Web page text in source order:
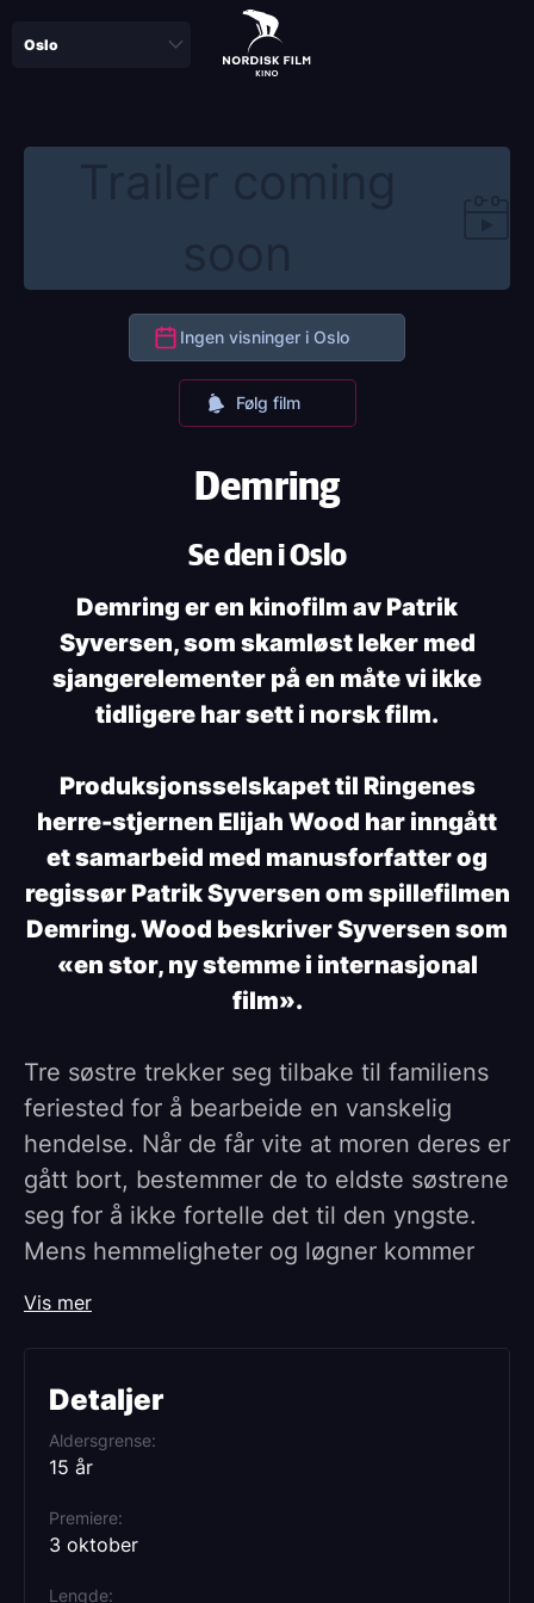
Detaljer
Aldersgrense
15 år
Premiere
3 oktober
Lengde
Ingen visninger i Oslo
Følg film
Demring
Se den i Oslo
Demring er en kinofilm av Patrik
Syversen, som skamløst leker med
sjangerelementer på en måte vi ikke
tidligere har sett i norsk film.
Produksjonsselskapet til Ringenes
herre-stjernen Elijah Wood har inngått
et samarbeid med manusforfatter og
regissør Patrik Syversen om spillefilmen
Demring. Wood beskriver Syversen som
«en stor, ny stemme i internasjonal
film».
Tre søstre trekker seg tilbake til familiens
feriested for å bearbeide en vanskelig
hendelse. Når de får vite at moren deres er
gått bort, bestemmer de to eldste søstrene
seg for å ikke fortelle det til den yngste.
Mens hemmeligheter og løgner kommer
Vis mer